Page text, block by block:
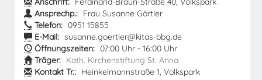
Ansprechp.: Frau Susanne Görtler
Telefon: 0951 15855
E-Mail: susanne.goertler@kitas-bbg.de
Öffnungszeiten: 07:00 Uhr - 16:00 Uhr
Träger: Kath. Kirchenstiftung St. Anna
Kontakt Tr.: Heinkelmannstraße 1, Volkspark